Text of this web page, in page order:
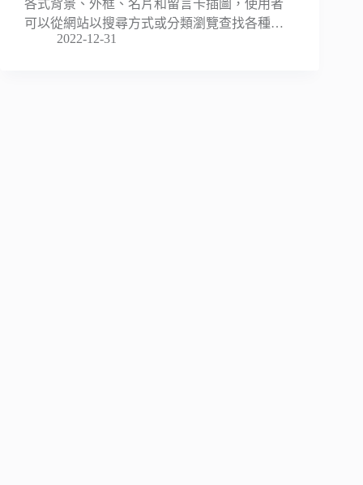
各式背景、外框、名片和留言卡插圖，使用者
可以從網站以搜尋方式或分類瀏覽查找各種…
2022-12-31